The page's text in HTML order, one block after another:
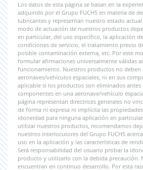
Los datos de esta página se basan en la
adquirido por el Grupo FUCHS en materia de
lubricantes y representan nuestro estado
modo de actuación de nuestros productos
en particular, del uso específico, la aplicación
condiciones de servicio, el tratamiento previo
posible contaminación externa, etc. Por este
formular afirmaciones universalmente válidas
funcionamiento. Nuestros productos no deben
aeronaves/vehículos espaciales, ni en sus
aplicable si los productos son eliminados
componentes en una aeronave/vehículo
página representan directrices generales no
de forma ni expresa ni implícita las
idoneidad para ninguna aplicación en
utilizar nuestros productos, recomendamos
nuestros interlocutores del Grupo FUCHS
uso en la aplicación y las características de
Será responsabilidad del usuario probar la
producto y utilizarlo con la debida precaución.
encuentran en continuo desarrollo. Por esta